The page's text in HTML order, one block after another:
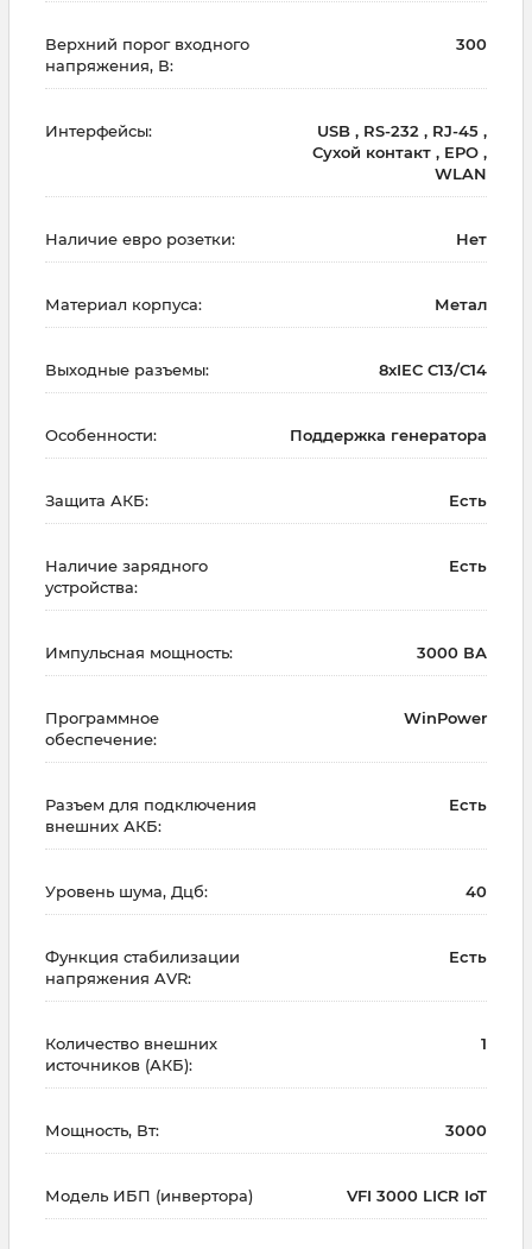
Верхний порог входного
напряжения, В:
300
Интерфейсы:
USB , RS-232 , RJ-45 ,
Сухой контакт , EPO ,
WLAN
Наличие евро розетки: Нет
Материал корпуса: Метал
Выходные разъемы: 8хIEC C13/C14
Особенности: Поддержка генератора
Защита АКБ: Есть
Наличие зарядного
устройства:
Есть
Импульсная мощность: 3000 ВА
Программное
обеспечение:
WinPower
Разъем для подключения
внешних АКБ:
Есть
Уровень шума, Дцб: 40
Функция стабилизации
напряжения AVR:
Есть
Количество внешних
источников (АКБ):
1
Мощность, Вт: 3000
Модель ИБП (инвертора) VFI 3000 LICR IoT